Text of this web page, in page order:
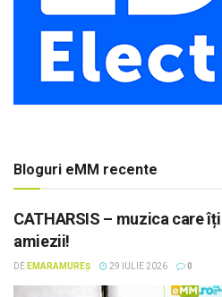
Bloguri eMM recente
CATHARSIS – muzica care
amiezii!
DE EMARAMUREȘ 29 IULIE 2026 0